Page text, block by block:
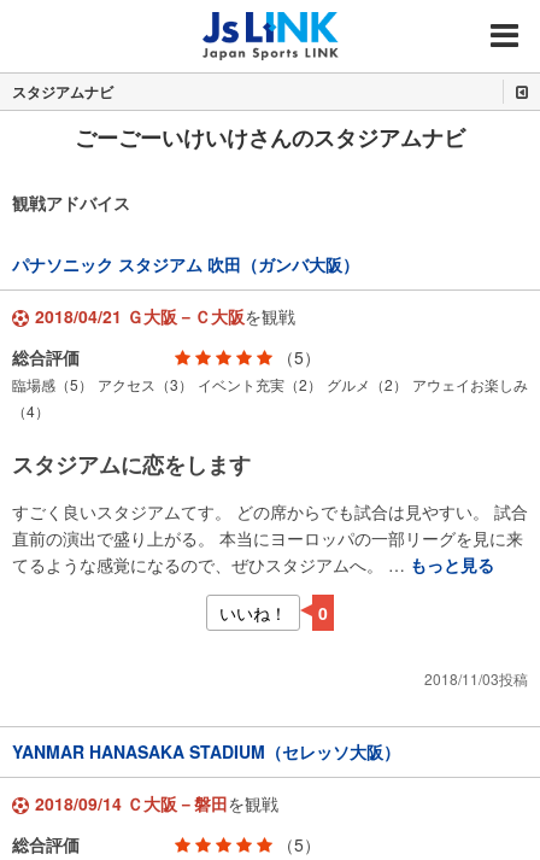
MENU
スタジアムナビ
ごーごーいけいけさんのスタジアムナビ
観戦アドバイス
パナソニック スタジアム 吹田（ガンバ大阪）
2018/04/21 Ｇ大阪－Ｃ大阪を観戦
総合評価
（5）
臨場感（5） アクセス（3） イベント充実（2） グルメ（2）
アウェイお楽しみ
（4）
スタジアムに恋をします
すごく良いスタジアムてす。 どの席からでも試合は見やすい。 試合
直前の演出で盛り上がる。 本当にヨーロッパの一部リーグを見に来
てるような感覚になるので、ぜひスタジアムへ。 … もっと見る
いいね！
0
2018/11/03投稿
YANMAR HANASAKA STADIUM（セレッソ大阪）
2018/09/14 Ｃ大阪－磐田を観戦
総合評価
（5）